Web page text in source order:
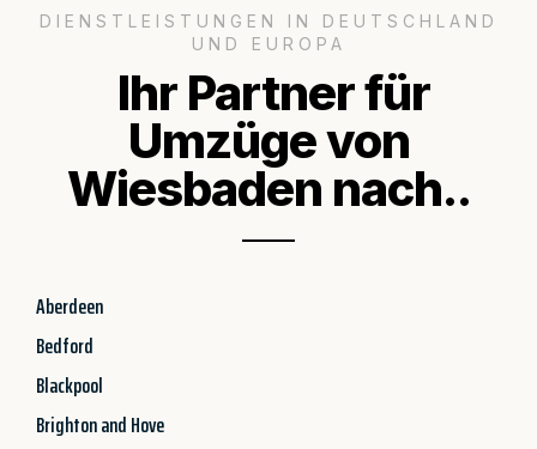
DIENSTLEISTUNGEN IN DEUTSCHLAND
UND EUROPA
Ihr Partner für
Umzüge von
Wiesbaden nach..
Aberdeen
Bedford
Blackpool
Brighton and Hove